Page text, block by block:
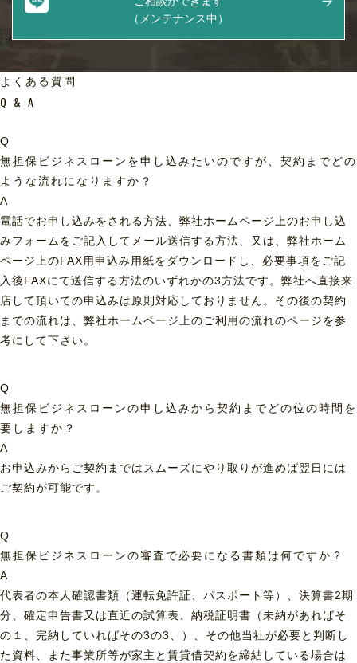
（メンテナンス中）
よくある質問
Q & A
Q
無担保ビジネスローンを申し込みたいのですが、契約までどの
ような流れになりますか？
A
電話でお申し込みをされる方法、弊社ホームページ上のお申し込
みフォームをご記入してメール送信する方法、又は、弊社ホーム
ページ上のFAX用申込み用紙をダウンロードし、必要事項をご記
入後FAXにて送信する方法のいずれかの3方法です。弊社へ直接来
店して頂いての申込みは原則対応しておりません。その後の契約
までの流れは、弊社ホームページ上のご利用の流れのページを参
考にして下さい。
Q
無担保ビジネスローンの申し込みから契約までどの位の時間を
要しますか？
A
お申込みからご契約まではスムーズにやり取りが進めば翌日には
ご契約が可能です。
Q
無担保ビジネスローンの審査で必要になる書類は何ですか？
A
代表者の本人確認書類（運転免許証、パスポート等）、決算書2期
分、確定申告書又は直近の試算表、納税証明書（未納があればそ
の１、完納していればその3の3、）、その他当社が必要と判断し
た資料、また事業所等が家主と賃貸借契約を締結している場合は